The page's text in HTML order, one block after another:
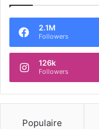
2.1M
Followers
126k
Followers
Populaire